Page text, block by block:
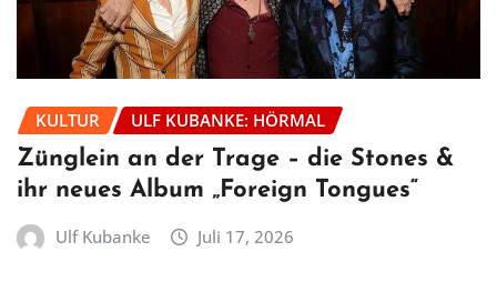
KULTUR ULF KUBANKE: HÖRMAL
Zünglein an der Trage – die Stones &
ihr neues Album „Foreign Tongues“
Ulf Kubanke Juli 17, 2026